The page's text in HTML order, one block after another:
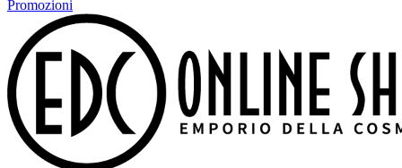
Promozioni